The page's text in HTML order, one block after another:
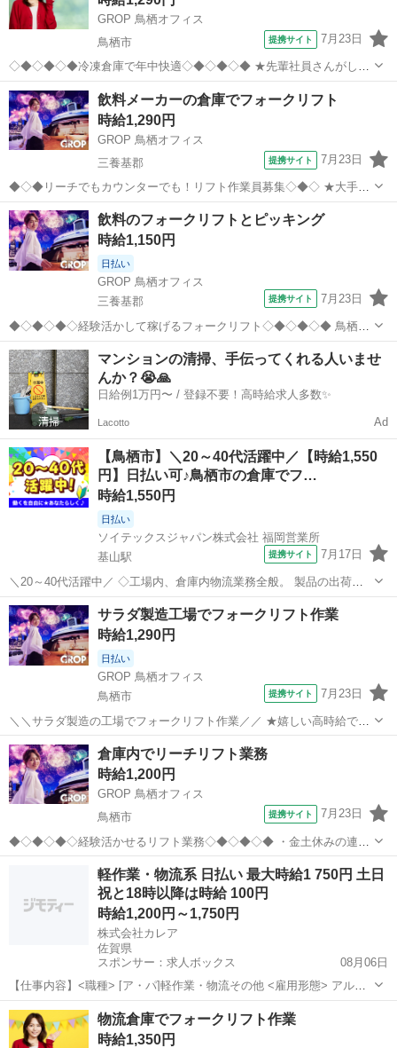
GROP 鳥栖オフィス
鳥栖市
提携サイト 7月23日
◇◆◇◆◇◆冷凍倉庫で年中快適◇◆◇◆◇◆ ★先輩社員さんがしっ
かり教えてくれます ★職場内の人間関係も良好で働きやすい♪ ★勤務
開始時間選べます！ (例：8：30～、12：00～、14：00～、15：00～)
−−−−...
佐賀 鳥栖市 ドライバー
飲料メーカーの倉庫でフォークリフト
時給1,290円
GROP 鳥栖オフィス
三養基郡
提携サイト 7月23日
◆◇◆リーチでもカウンターでも！リフト作業員募集◇◆◇ ★大手飲
料メーカー内の倉庫での勤務 ★経験や資格を活かせます ★土日祝休み
でプライベート充実♪ −−−−−−−−−−−−−−−−−−−−−−−− (雇入れ直後)
...
佐賀 三養基郡 ドライバー
飲料のフォークリフトとピッキング
時給1,150円
日払い
GROP 鳥栖オフィス
三養基郡
提携サイト 7月23日
◆◇◆◇◆◇経験活かして稼げるフォークリフト◇◆◇◆◇◆ 鳥栖・
基山・小郡から通勤便利な場所です。 日曜も平日も休める♪ 残業たく
さんで稼げる！！ −−−−−−−−−−−−−−−−−−−−−−−− (雇入れ直後) ＜
具...
佐賀 三養基郡 ドライバー
マンションの清掃、手伝ってくれる人いませ
んか？😭🙏
日給例1万円〜 / 登録不要！高時給求人多数✨
Lacotto Ad
【鳥栖市】＼20～40代活躍中／【時給1,550
円】日払い可♪鳥栖市の倉庫でフ…
時給1,550円
日払い
ソイテックスジャパン株式会社 福岡営業所
基山駅
提携サイト 7月17日
＼20～40代活躍中／ ◇工場内、倉庫内物流業務全般。 製品の出荷出
庫(フォークリフト使用) 製品の運搬・製造ラインへの原材料供給運搬
(ハンドリフト使用) システム端末を使用した入出庫保管処理業務 ※運
搬は基本的に...
佐賀 鳥栖市 基山駅 ドライバー
サラダ製造工場でフォークリフト作業
時給1,290円
日払い
GROP 鳥栖オフィス
鳥栖市
提携サイト 7月23日
＼＼サラダ製造の工場でフォークリフト作業／／ ★嬉しい高時給で月
給２０万以上！ ★夜勤なので渋滞に合わず通勤楽々♪ ★カウンターリ
フトの経験を活かせます！ −−−−−−−−−−−−−−−−−−−−−−−− (雇入れ直
後)...
佐賀 鳥栖市 ドライバー
倉庫内でリーチリフト業務
時給1,200円
GROP 鳥栖オフィス
鳥栖市
提携サイト 7月23日
◆◇◆◇◆◇経験活かせるリフト業務◇◆◇◆◇◆ ・金土休みの連休
あり！ ・派遣スタッフが複数活躍している職場です！ ・男女不問で活
鳥栖市 ドライバー
軽作業・物流系 日払い 最大時給1 750円 土日
祝と18時以降は時給 100円
時給1,200円～1,750円
株式会社カレア
佐賀県
スポンサー：求人ボックス
08月06日
【仕事内容】<職種> [ア・パ]軽作業・物流その他 <雇用形態> アルバ
イト・パート <給与> [ア・パ]時給1,200円～1,750円 交通費:一部支給
上限15,000円(1日辺りの上限は500円/日) 公共交通機関ご利用の方...
アルバイト・パート
物流倉庫でフォークリフト作業
時給1,350円